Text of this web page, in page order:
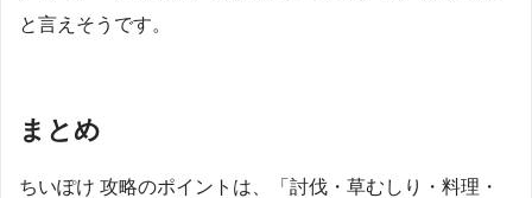
と言えそうです。
まとめ
ちいぽけ 攻略のポイントは、「討伐・草むしり・料理・